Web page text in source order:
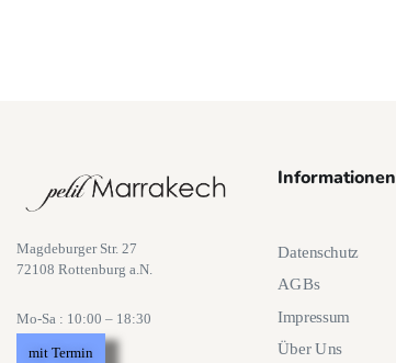
Magdeburger Str. 27
72108 Rottenburg a.N.
Mo-Sa : 10:00 – 18:30
mit Termin
Informationen
Datenschutz
AGBs
Impressum
Über Uns